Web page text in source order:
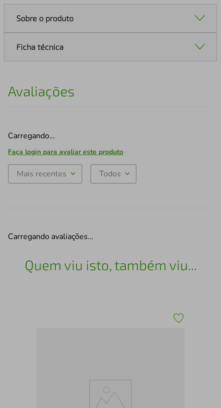
Sobre o produto
Ficha técnica
Avaliações
Carregando…
Faça login para avaliar este produto
Mais recentes Todos
Carregando avaliações…
Quem viu isto, também viu...